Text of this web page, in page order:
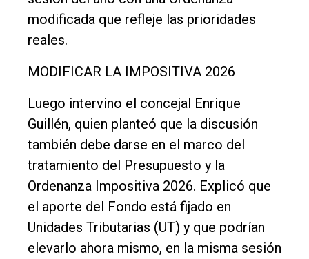
modificada que refleje las prioridades
reales.
MODIFICAR LA IMPOSITIVA 2026
Luego intervino el concejal Enrique
Guillén, quien planteó que la discusión
también debe darse en el marco del
tratamiento del Presupuesto y la
Ordenanza Impositiva 2026. Explicó que
el aporte del Fondo está fijado en
Unidades Tributarias (UT) y que podrían
elevarlo ahora mismo, en la misma sesión